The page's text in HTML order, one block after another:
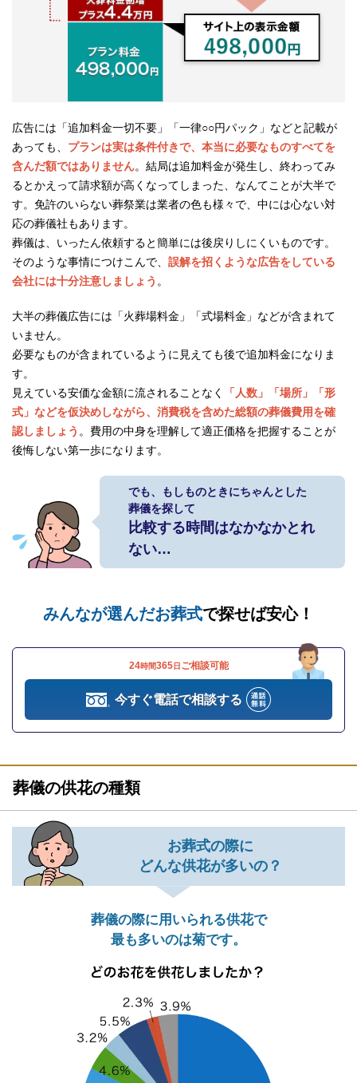
広告には「追加料金一切不要」「一律○○円パック」などと記載が
あっても、 プランは実は条件付きで、本当に必要なものすべてを
含んだ額ではありません。結局は追加料金が発生し、終わってみ
るとかえって請求額が高くなってしまった、なんてことが大半で
す。免許のいらない葬祭業は業者の色も様々で、中には心ない対
応の葬儀社もあります。
葬儀は、いったん依頼すると簡単には後戻りしにくいものです。
そのような事情につけこんで、 誤解を招くような広告をしている
会社には十分注意しましょう 。
大半の葬儀広告には「火葬場料金」「式場料金」などが含まれて
いません。
必要なものが含まれているように見えても後で追加料金になりま
す。
見えている安価な金額に流されることなく
「人数」「場所」「形
式」などを仮決めしながら、消費税を含めた総額の葬儀費用を確
認しましょう 。費用の中身を理解して適正価格を把握することが
後悔しない第一歩になります。
でも、もしものときにちゃんとした
葬儀を探して
比較する時間はなかなかとれ
ない…
みんなが選んだお葬式で探せば安心！
24時間365日 ご相談可能
今すぐ電話で相談する
葬儀の供花の種類
お葬式の際に
どんな供花が多いの？
葬儀の際に用いられる供花で
最も多いのは菊です。